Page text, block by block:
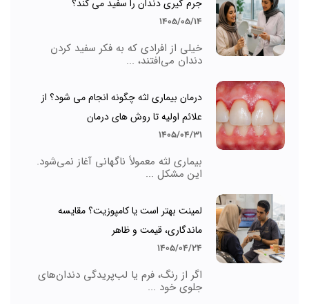
جرم گیری دندان را سفید می کند؟
1405/05/14
خیلی از افرادی که به فکر سفید کردن
دندان می‌افتند، ...
درمان بیماری لثه چگونه انجام می شود؟ از
علائم اولیه تا روش های درمان
1405/04/31
بیماری لثه معمولاً ناگهانی آغاز نمی‌شود.
این مشکل ...
لمینت بهتر است یا کامپوزیت؟ مقایسه
ماندگاری، قیمت و ظاهر
1405/04/24
اگر از رنگ، فرم یا لب‌پریدگی دندان‌های
جلوی خود ...